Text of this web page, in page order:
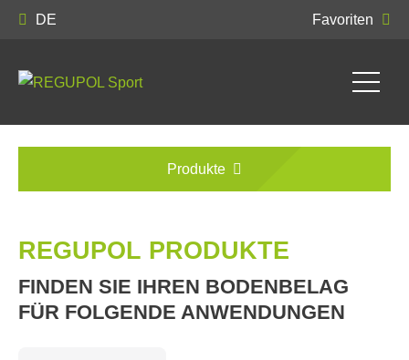
DE Favoriten
Produkte
REGUPOL PRODUKTE
FINDEN SIE IHREN BODENBELAG
FÜR FOLGENDE ANWENDUNGEN